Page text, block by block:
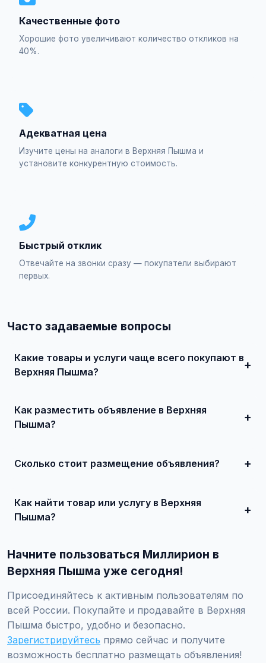
Качественные фото
Хорошие фото увеличивают количество откликов на
40%.
Адекватная цена
Изучите цены на аналоги в Верхняя Пышма и
установите конкурентную стоимость.
Быстрый отклик
Отвечайте на звонки сразу — покупатели выбирают
первых.
Часто задаваемые вопросы
Какие товары и услуги чаще всего покупают в
Верхняя Пышма?
сантехника, а также товары для дома и семьи.
Как разместить объявление в Верхняя
Пышма?
форму и опубликуйте. Первые 10 объявлений —
Сколько стоит размещение объявления?
продвижение от 500 ₽ в месяц.
Как найти товар или услугу в Верхняя
Пышма?
другим параметрам.
Начните пользоваться Миллирион в
Верхняя Пышма уже сегодня!
Присоединяйтесь к активным пользователям по
всей России. Покупайте и продавайте в Верхняя
Пышма быстро, удобно и безопасно.
Зарегистрируйтесь прямо сейчас и получите
возможность бесплатно размещать объявления!